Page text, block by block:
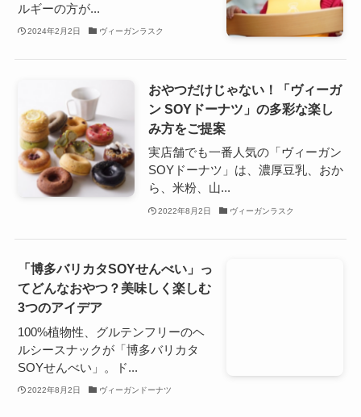
ルギーの方が...
2024年2月2日 ヴィーガンラスク
おやつだけじゃない！「ヴィーガ
ン SOYドーナツ」の多彩な楽し
み方をご提案
実店舗でも一番人気の「ヴィーガン
SOYドーナツ」は、濃厚豆乳、おか
ら、米粉、山...
2022年8月2日 ヴィーガンラスク
「博多バリカタSOYせんべい」っ
てどんなおやつ？美味しく楽しむ
3つのアイデア
100%植物性、グルテンフリーのヘ
ルシースナックが「博多バリカタ
SOYせんべい」。ド...
2022年8月2日 ヴィーガンドーナツ